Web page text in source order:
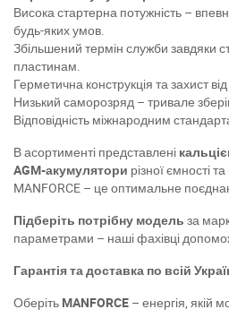
Висока стартерна потужність –
будь-яких умов.
Збільшений термін служби завдяки
пластинам.
Герметична конструкція та захист
Низький саморозряд – тривале
Відповідність міжнародним
В асортименті представлені
AGM-акумулятори різної ємності
MANFORCE – це оптимальне
Підберіть потрібну модель за
параметрами – наші фахівці
Гарантія та доставка по всій
Оберіть MANFORCE – енергія, якій